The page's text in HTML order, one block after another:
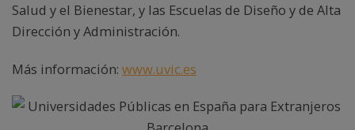
Salud y el Bienestar, y las Escuelas de Diseño y de Alta
Dirección y Administración.
Más información: www.uvic.es